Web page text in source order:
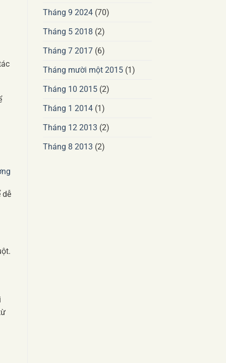
dễ
Tháng 9 2024(70)
Tháng 5 2018 (2)
Tháng 7 2017(6)
Tháng mười một 2015(1)
Tháng 10 2015(2)
Tháng 1 2014(1)
Tháng 12 2013 (2)
Tháng 8 2013 (2)